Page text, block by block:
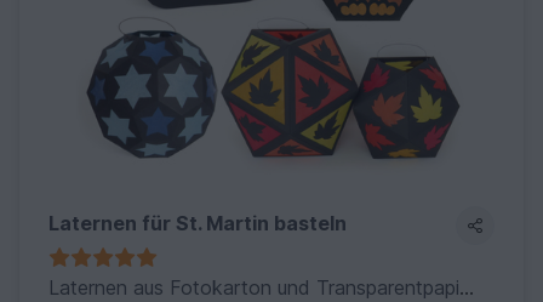
Laternen für St. Martin basteln
Laternen aus Fotokarton und Transparentpapier für St. Martin